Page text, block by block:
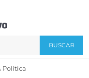
BUSCAR
Política